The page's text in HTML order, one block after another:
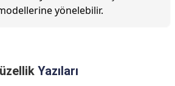
yönelebilir.
Yazıları